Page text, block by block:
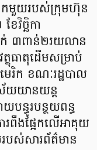
កមួយរបស់ក្រុមហ៊ុន
វិច្ឆិកា
ក់ ៣ពាន់២រយលាន
ថុធាតុដើមសម្រាប់
រិក ខណៈរដ្ឋបាល
យយានយន្ត
ន្ធូរបន្ថយពន្ធ
រពឹងផ្អែកលើអាគុយ
របស់សារព័ត៌មាន